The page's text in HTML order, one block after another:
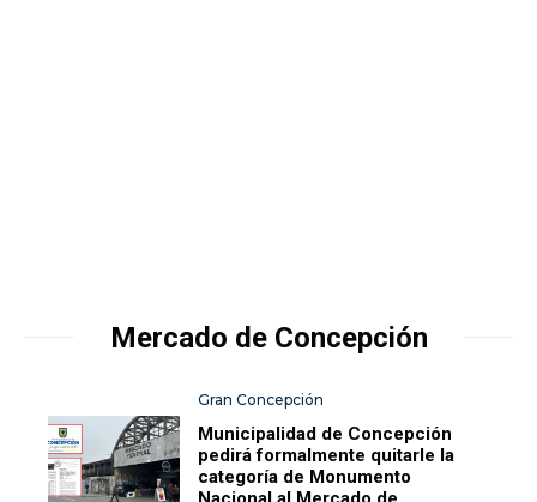
Mercado de Concepción
Gran Concepción
Municipalidad de Concepción
pedirá formalmente quitarle la
categoría de Monumento